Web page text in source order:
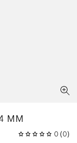
MM
0 (0)